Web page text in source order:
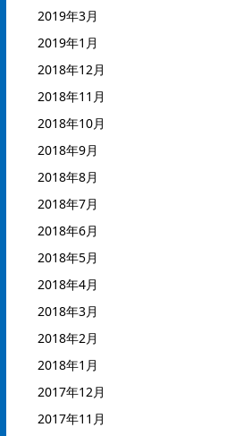
2019年3月
2019年1月
2018年12月
2018年11月
2018年10月
2018年9月
2018年8月
2018年7月
2018年6月
2018年5月
2018年4月
2018年3月
2018年2月
2018年1月
2017年12月
2017年11月